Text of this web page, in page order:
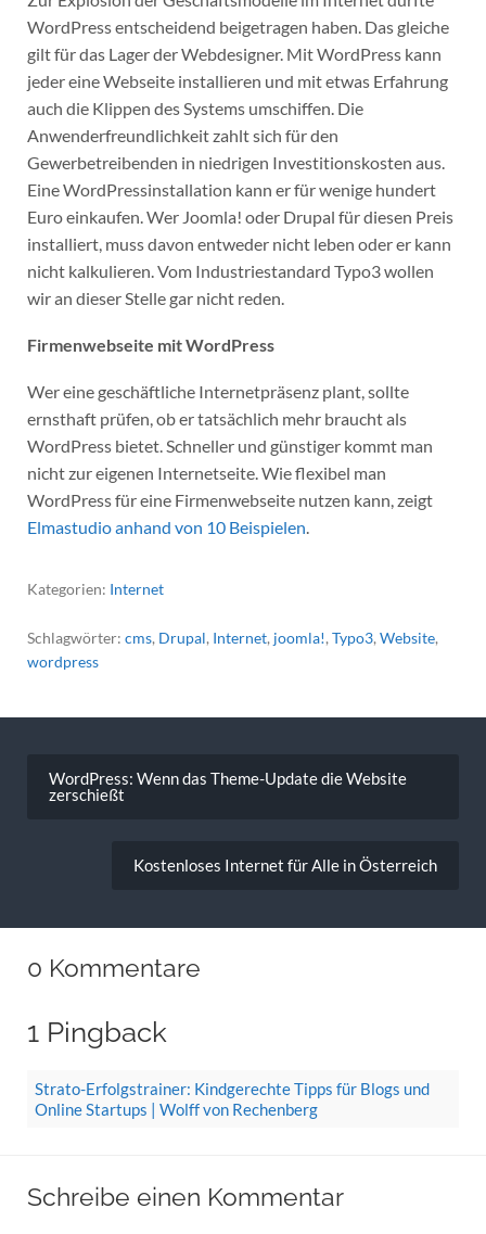
WordPress entscheidend beigetragen haben. Das gleiche
gilt für das Lager der Webdesigner. Mit WordPress kann
jeder eine Webseite installieren und mit etwas Erfahrung
auch die Klippen des Systems umschiffen. Die
Anwenderfreundlichkeit zahlt sich für den
Gewerbetreibenden in niedrigen Investitionskosten aus.
Eine WordPressinstallation kann er für wenige hundert
Euro einkaufen. Wer Joomla! oder Drupal für diesen Preis
installiert, muss davon entweder nicht leben oder er kann
nicht kalkulieren. Vom Industriestandard Typo3 wollen
wir an dieser Stelle gar nicht reden.
Firmenwebseite mit WordPress
Wer eine geschäftliche Internetpräsenz plant, sollte
ernsthaft prüfen, ob er tatsächlich mehr braucht als
WordPress bietet. Schneller und günstiger kommt man
nicht zur eigenen Internetseite. Wie flexibel man
WordPress für eine Firmenwebseite nutzen kann, zeigt
Elmastudio anhand von 10 Beispielen
Kategorien: Internet
Schlagwörter: cms, Drupal, Internet, joomla!, Typo3, Website,
wordpress
WordPress: Wenn das Theme-Update die Website
zerschießt
Kostenloses Internet für Alle in Österreich
0 Kommentare
1 Pingback
Strato-Erfolgstrainer: Kindgerechte Tipps für Blogs und
Online Startups | Wolff von Rechenberg
Schreibe einen Kommentar